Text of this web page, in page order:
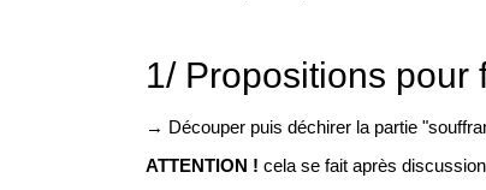
1/ Propositions pour
→ Découper puis déchirer la partie
ATTENTION ! cela se fait après